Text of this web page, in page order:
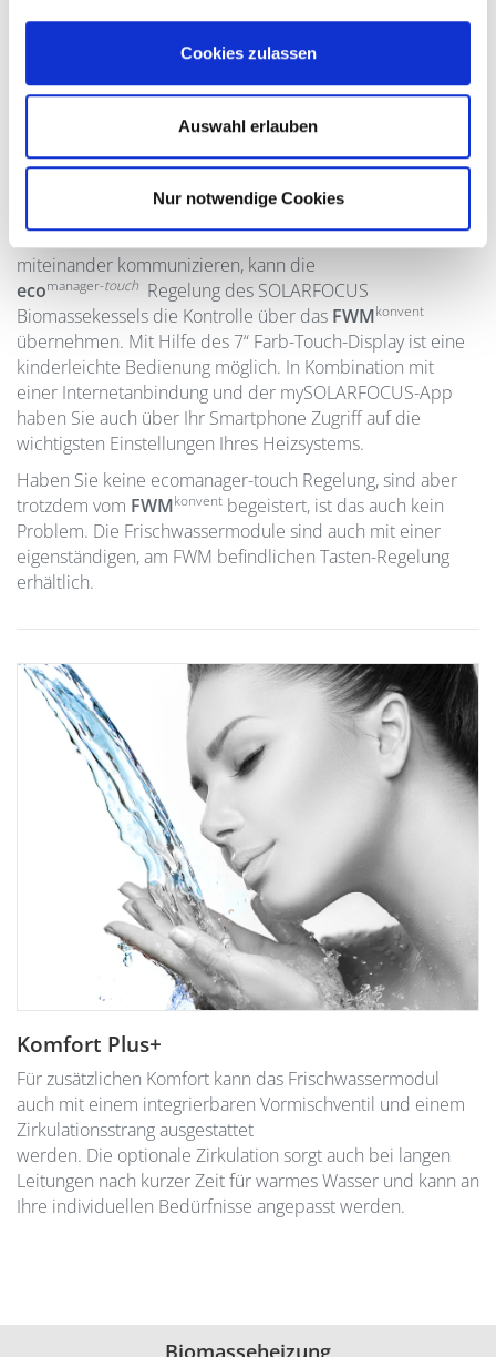
Cookies zulassen
Auswahl erlauben
Nur notwendige Cookies
Eine gemeinsame Regelung für Ihr
Heizsystem
Um nicht unnötig viele Regelungen verschiedenster
Hersteller in Ihrem Heizraum anzusammeln, die nicht
miteinander kommunizieren, kann die
ecomanager-touchRegelung des SOLARFOCUS
Biomassekessels die Kontrolle über das FWMkonvent
übernehmen. Mit Hilfe des 7“ Farb-Touch-Display ist eine
kinderleichte Bedienung möglich. In Kombination mit
einer Internetanbindung und der mySOLARFOCUS-App
haben Sie auch über Ihr Smartphone Zugriff auf die
wichtigsten Einstellungen Ihres Heizsystems.
Haben Sie keine ecomanager-touch Regelung, sind aber
trotzdem vom FWMkonvent begeistert, ist das auch kein
Problem. Die Frischwassermodule sind auch mit einer
eigenständigen, am FWM befindlichen Tasten-Regelung
erhältlich.
Komfort Plus+
Für zusätzlichen Komfort kann das Frischwassermodul
auch mit einem integrierbaren Vormischventil und einem
Zirkulationsstrang ausgestattet
werden. Die optionale Zirkulation sorgt auch bei langen
Leitungen nach kurzer Zeit für warmes Wasser und kann an
Ihre individuellen Bedürfnisse angepasst werden.
Biomasseheizung